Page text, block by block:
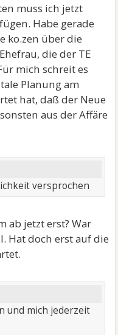
muss ich jetzt
Habe gerade
ko.zen über die
die der TE
mich schreit es
Planung am
hat, daß der Neue
aus der Affäre
versprochen
ab jetzt erst? War
Hat doch erst auf die
und mich jederzeit